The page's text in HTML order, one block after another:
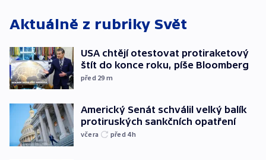
Aktuálně z rubriky Svět
USA chtějí otestovat protiraketový
štít do konce roku, píše Bloomberg
před 29 m
Americký Senát schválil velký balík
protiruských sankčních opatření
včera před 4h